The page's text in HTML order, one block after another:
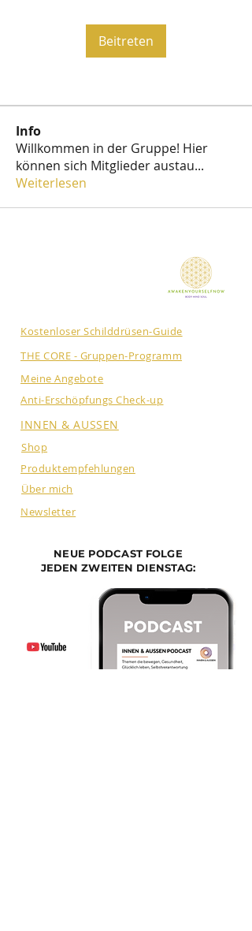
Beitreten
Info
Willkommen in der Gruppe! Hier
können sich Mitglieder austau...
Weiterlesen
Kostenloser Schilddrüsen-Guide
THE CORE - Gruppen-Programm
Meine Angebote
Anti-Erschöpfungs Check-up
INNEN & AUSSEN
Shop
Produktempfehlungen
Über mich
Newsletter
NEUE PODCAST FOLGE
JEDEN ZWEITEN DIENSTAG: